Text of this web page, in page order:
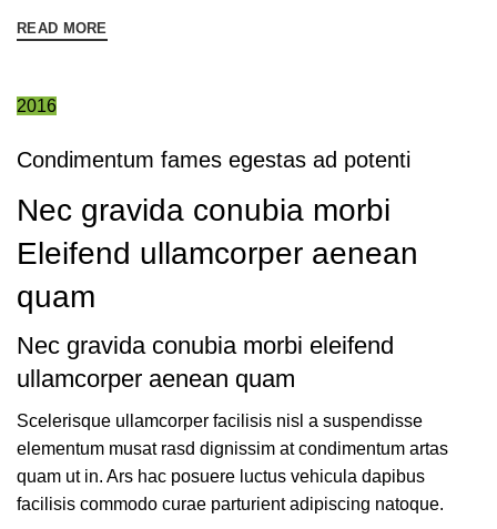
READ MORE
2016
Condimentum fames egestas ad potenti
Nec gravida conubia morbi
Eleifend ullamcorper aenean
quam
Nec gravida conubia morbi eleifend
ullamcorper aenean quam
Scelerisque ullamcorper facilisis nisl a suspendisse
elementum musat rasd dignissim at condimentum artas
quam ut in. Ars hac posuere luctus vehicula dapibus
facilisis commodo curae parturient adipiscing natoque.